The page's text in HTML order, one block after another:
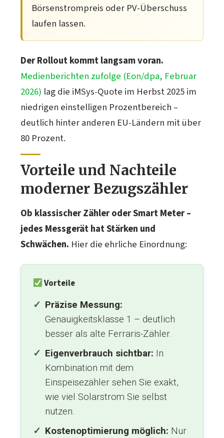
Börsenstrompreis oder PV-Überschuss
laufen lassen.
Der Rollout kommt langsam voran.
Medienberichten zufolge (Eon/dpa, Februar
2026) lag die iMSys-Quote im Herbst 2025 im
niedrigen einstelligen Prozentbereich –
deutlich hinter anderen EU-Ländern mit über
80 Prozent.
Vorteile und Nachteile
moderner Bezugszähler
Ob klassischer Zähler oder Smart Meter –
jedes Messgerät hat Stärken und
Schwächen. Hier die ehrliche Einordnung:
Vorteile
Präzise Messung:
Genauigkeitsklasse 1 – deutlich
besser als alte Ferraris-Zähler.
Eigenverbrauch sichtbar: In
Kombination mit dem
Einspeisezähler sehen Sie exakt,
wie viel Solarstrom Sie selbst
nutzen.
Kostenoptimierung möglich: Nur